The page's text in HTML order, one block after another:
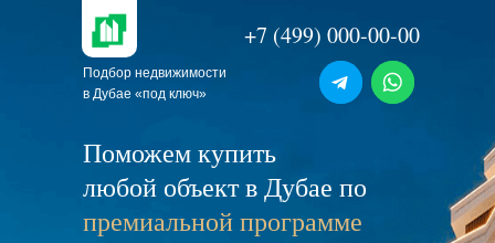
Поможем купить
любой объект в Дубае по
премиальной программе
+7 (499) 000-00-00
Подбор недвижимости
в Дубае «под ключ»